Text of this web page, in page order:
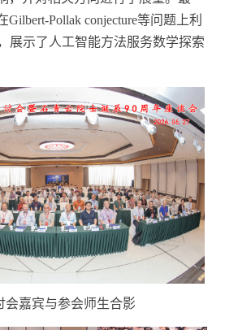
Gilbert-Pollak conjecture等问题上利
展示了人工智能方法服务数学探索
会嘉宾与参会师生合影